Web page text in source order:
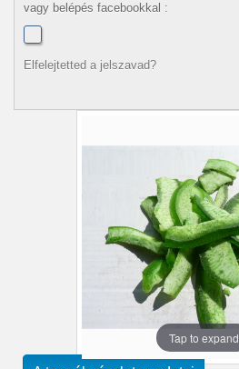
vagy belépés facebookkal :
Elfelejtetted a jelszavad?
Tap to expand